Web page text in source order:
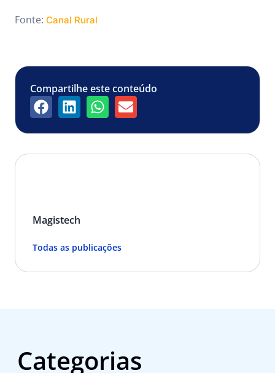
Fonte: Canal Rural
Compartilhe este conteúdo
Magistech
Todas as publicações
Categorias